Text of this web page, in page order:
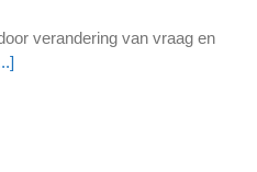
verandering van vraag en